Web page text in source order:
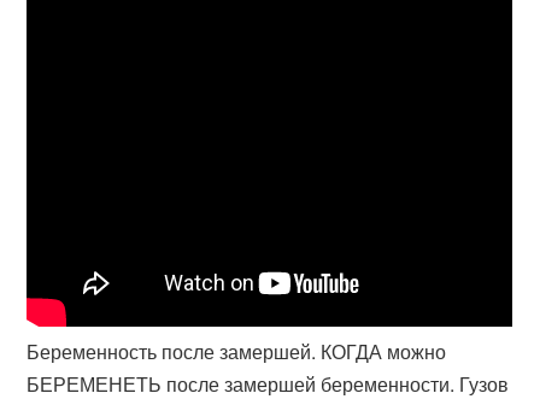
Беременность после замершей. КОГДА можно
БЕРЕМЕНЕТЬ после замершей беременности. Гузов